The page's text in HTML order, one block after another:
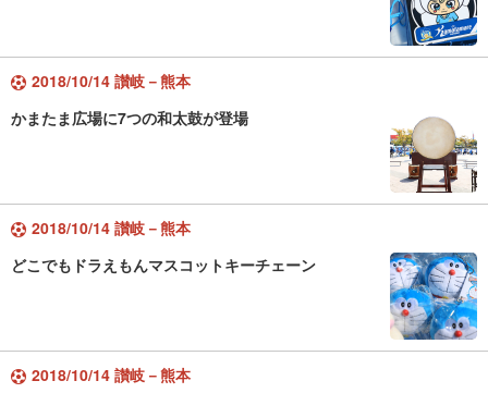
2018/10/14 讃岐－熊本
かまたま広場に7つの和太鼓が登場
2018/10/14 讃岐－熊本
どこでもドラえもんマスコットキーチェーン
2018/10/14 讃岐－熊本